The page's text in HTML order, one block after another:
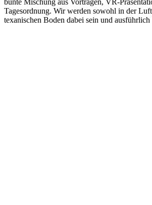
bunte Mischung aus Vorträgen, VR-
Tagesordnung. Wir werden sowohl in der
texanischen Boden dabei sein und ausführlich